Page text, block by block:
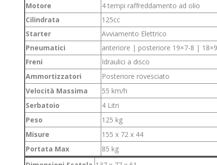
Motore
4 tempi raffreddamento ad olio
Cilindrata
125cc
Starter
Avviamento Elettrico
Pneumatici
anteriore | posteriore 19×7-8 |
Freni
Idraulici a disco
Ammortizzatori
Posteriore rovesciato
Velocità Massima
55 km/h
Serbatoio
4 Litri
Peso
125 kg
Misure
155 x 72 x 44
Portata Max
85 kg